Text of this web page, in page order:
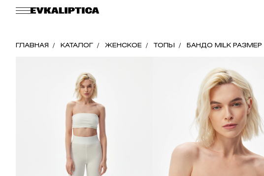
ГЛАВНАЯ КАТАЛОГ ЖЕНСКОЕ ТОПЫ БАНДО MILK РАЗМЕР